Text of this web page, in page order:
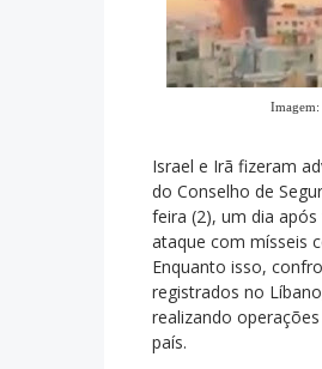
Israel e Irã fizeram
do Conselho de
feira (2), um dia
ataque com mísseis
Enquanto isso,
registrados no
realizando
país.